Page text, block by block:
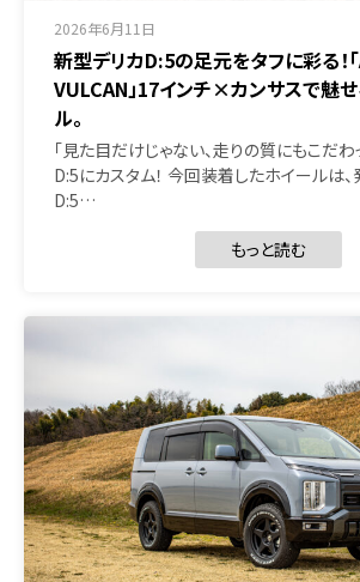
2026年6月11日
新型デリカD:5の足元をタフに彩る！
VULCAN」17インチ×カンサスで魅
ル。
「見た目だけじゃない、走りの質にもこだわ
D:5にカスタム！ 今回装着したホイールは
D:5…
もっと読む